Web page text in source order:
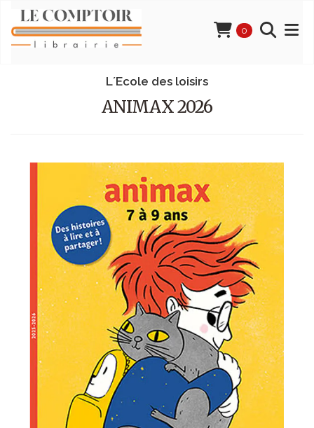
0
L´Ecole des loisirs
ANIMAX 2026